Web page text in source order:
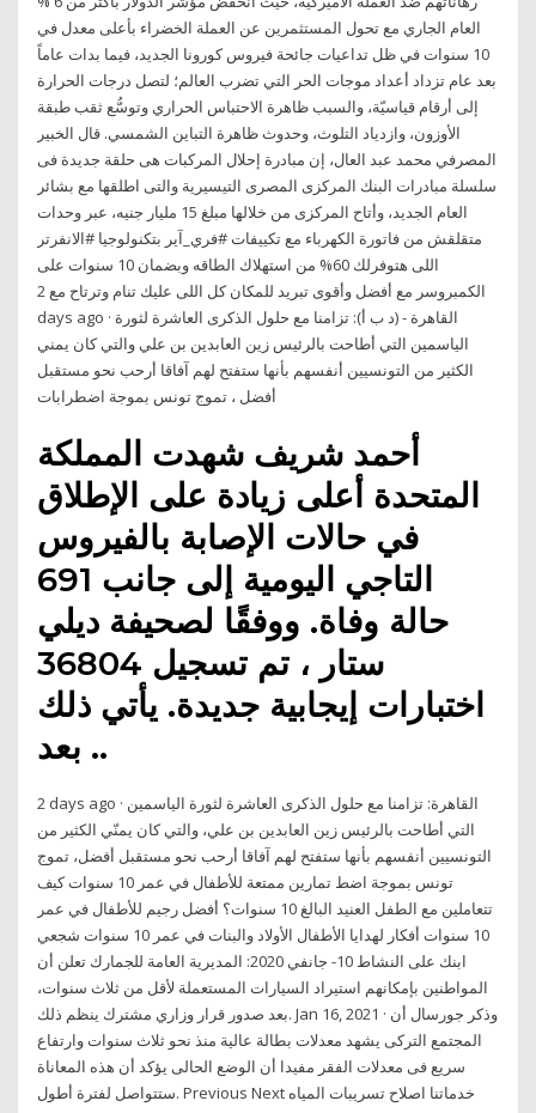
العام الجاري مع تحول المستثمرين عن العملة الخضراء بأعلى معدل في
10 سنوات في ظل تداعيات جائحة فيروس كورونا الجديد، فيما بدات عاماً
بعد عام تزداد أعداد موجات الحر التي تضرب العالم؛ لتصل درجات الحرارة
إلى أرقام قياسيّة، والسبب ظاهرة الاحتباس الحراري وتوسُّع ثقب طبقة
الأوزون، وازدياد التلوث، وحدوث ظاهرة التباين الشمسي. قال الخبير
المصرفي محمد عبد العال، إن مبادرة إحلال المركبات هى حلقة جديدة فى
سلسلة مبادرات البنك المركزى المصرى التيسيرية والتى اطلقها مع بشائر
العام الجديد، وأتاح المركزى من خلالها مبلغ 15 مليار جنيه، عبر وحدات
متقلقش من فاتورة الكهرباء مع تكييفات #فري_آير بتكنولوجيا #الانفرتر
اللى هتوفرلك 60% من استهلاك الطاقه وبضمان 10 سنوات على
الكمبروسر مع أفضل وأقوى تبريد للمكان كل اللى عليك تنام وترتاح مع 2
days ago · القاهرة - (د ب أ): تزامنا مع حلول الذكرى العاشرة لثورة
الياسمين التي أطاحت بالرئيس زين العابدين بن علي والتي كان يمني
الكثير من التونسيين أنفسهم بأنها ستفتح لهم آفاقا أرحب نحو مستقبل
أفضل ، تموج تونس بموجة اضطرابات
أحمد شريف شهدت المملكة
المتحدة أعلى زيادة على الإطلاق
في حالات الإصابة بالفيروس
التاجي اليومية إلى جانب 691
حالة وفاة. ووفقًا لصحيفة ديلي
ستار ، تم تسجيل 36804
اختبارات إيجابية جديدة. يأتي ذلك
بعد ..
2 days ago · القاهرة: تزامنا مع حلول الذكرى العاشرة لثورة الياسمين
التي أطاحت بالرئيس زين العابدين بن علي، والتي كان يمنّي الكثير من
التونسيين أنفسهم بأنها ستفتح لهم آفاقا أرحب نحو مستقبل أفضل، تموج
تونس بموجة اضط تمارين ممتعة للأطفال في عمر 10 سنوات كيف
تتعاملين مع الطفل العنيد البالغ 10 سنوات؟ أفضل رجيم للأطفال في عمر
10 سنوات أفكار لهدايا الأطفال الأولاد والبنات في عمر 10 سنوات شجعي
ابنك على النشاط 10- جانفي 2020: المديرية العامة للجمارك تعلن أن
المواطنين بإمكانهم استيراد السيارات المستعملة لأقل من ثلاث سنوات،
بعد صدور قرار وزاري مشترك ينظم ذلك. Jan 16, 2021 · وذكر جورسال أن
المجتمع التركى يشهد معدلات بطالة عالية منذ نحو ثلاث سنوات وارتفاع
سريع فى معدلات الفقر مفيدا أن الوضع الحالى يؤكد أن هذه المعاناة
ستتواصل لفترة أطول. Previous Next خدماتنا اصلاح تسريبات المياه